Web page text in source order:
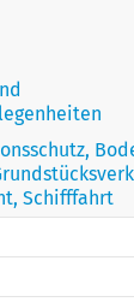
Schifffahrt